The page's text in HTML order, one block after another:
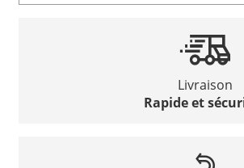
Livraison
Rapide et